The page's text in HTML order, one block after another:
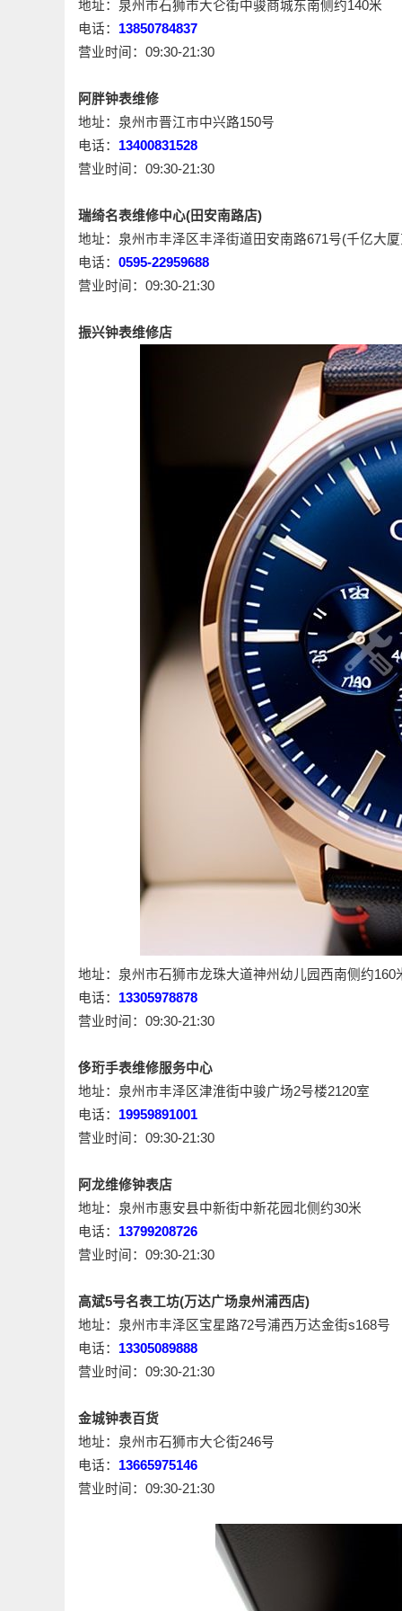
地址：泉州市石狮市大仑街中骏商城东南侧约140米
电话： 13850784837
营业时间：09:30-21:30
阿胖钟表维修
地址：泉州市晋江市中兴路150号
电话： 13400831528
营业时间：09:30-21:30
瑞绮名表维修中心(田安南路店)
地址：泉州市丰泽区丰泽街道田安南路671号(千亿大
电话： 0595-22959688
营业时间：09:30-21:30
振兴钟表维修店
地址：泉州市石狮市龙珠大道神州幼儿园西南侧约160
电话： 13305978878
营业时间：09:30-21:30
侈珩手表维修服务中心
地址：泉州市丰泽区津淮街中骏广场2号楼2120室
电话： 19959891001
营业时间：09:30-21:30
阿龙维修钟表店
地址：泉州市惠安县中新街中新花园北侧约30米
电话： 13799208726
营业时间：09:30-21:30
高斌5号名表工坊(万达广场泉州浦西店)
地址：泉州市丰泽区宝星路72号浦西万达金街s168号
电话： 13305089888
营业时间：09:30-21:30
金城钟表百货
地址：泉州市石狮市大仑街246号
电话： 13665975146
营业时间：09:30-21:30